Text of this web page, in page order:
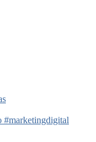
#marketingdigital